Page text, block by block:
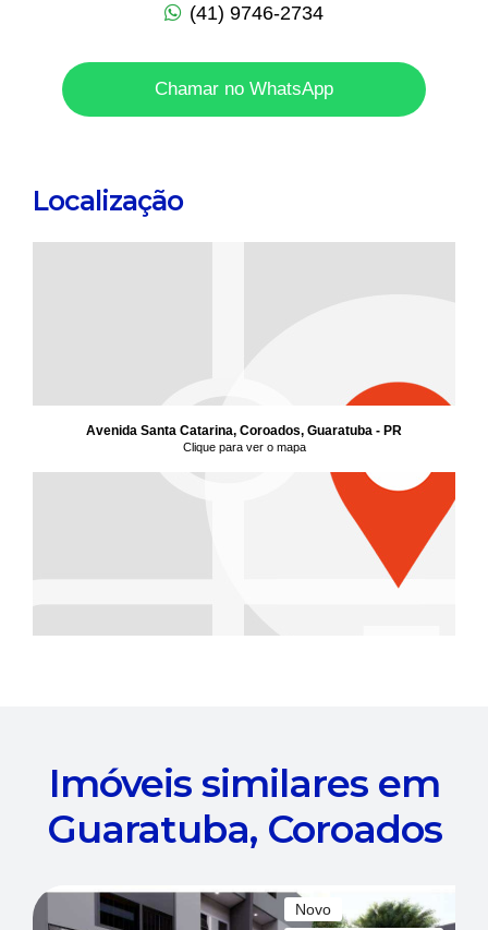
(41) 9746-2734
Chamar no WhatsApp
Localização
Avenida Santa Catarina, Coroados, Guaratuba - PR
Clique para ver o mapa
Imóveis similares em
Guaratuba, Coroados
Novo